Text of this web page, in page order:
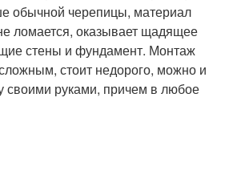
обычной черепицы, материал
ломается, оказывает щадящее
стены и фундамент. Монтаж
стоит недорого, можно и
своими руками, причем в любое